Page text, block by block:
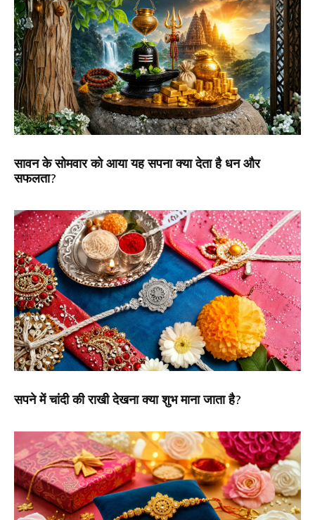
सावन के सोमवार को आया यह सपना क्या देता है धन और
सफलता?
सपने में चांदी की राखी देखना क्या शुभ माना जाता है?